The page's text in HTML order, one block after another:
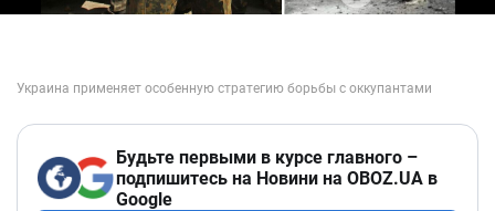
Будьте первыми в курсе главного –
подпишитесь на Новини на OBOZ.UA в
Google